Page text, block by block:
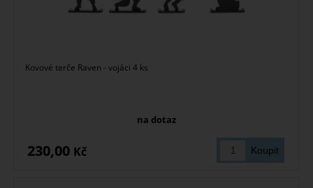
Kovové terče Raven - vojáci 4 ks
na dotaz
230,00 Kč